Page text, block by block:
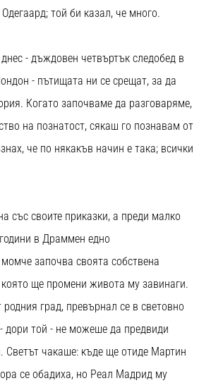
той би казал, че много.
- дъждовен четвъртък следобед в
- пътищата ни се срещат, за да
Когато започваме да разговаряме,
на познатост, сякаш го познавам от
че по някакъв начин е така; всички
със своите приказки, а преди малко
в Драммен едно
започва своята собствена
която ще промени живота му завинаги.
град, превърнал се в световно
дори той - не можеше да предвиди
Светът чакаше: къде ще отиде Мартин
се обадиха, но Реал Мадрид му